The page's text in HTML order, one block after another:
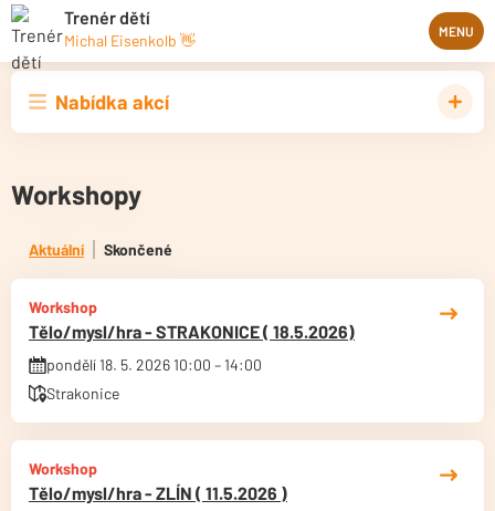
Trenér dětí
Michal Eisenkolb 👋 MENU
Nabídka akcí
Workshopy
Aktuální Skončené
Workshop
Tělo/mysl/hra - STRAKONICE ( 18.5.2026)
pondělí 18. 5. 2026 10:00 – 14:00
Strakonice
Workshop
Tělo/mysl/hra - ZLÍN ( 11.5.2026 )